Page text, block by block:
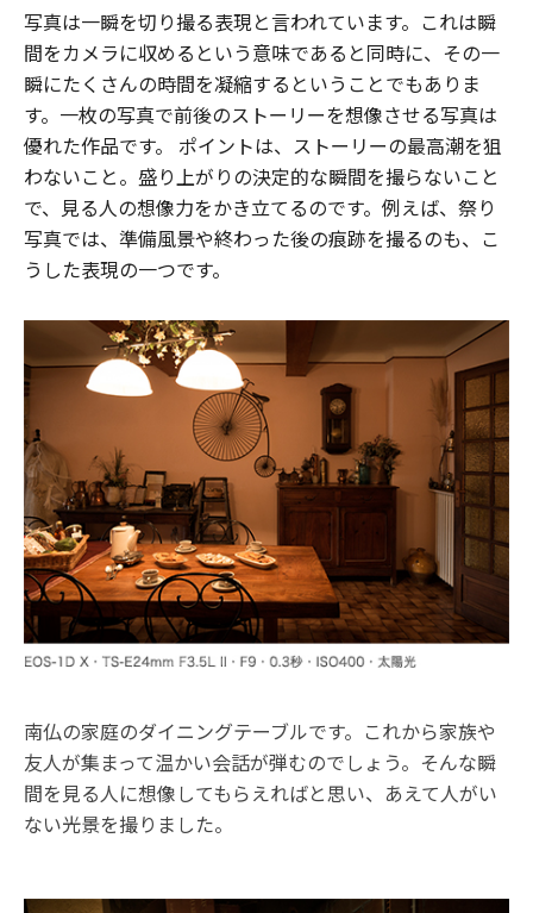
写真は一瞬を切り撮る表現と言われています。これは瞬
間をカメラに収めるという意味であると同時に、その一
瞬にたくさんの時間を凝縮するということでもありま
す。一枚の写真で前後のストーリーを想像させる写真は
優れた作品です。 ポイントは、ストーリーの最高潮を狙
わないこと。盛り上がりの決定的な瞬間を撮らないこと
で、見る人の想像力をかき立てるのです。例えば、祭り
写真では、準備風景や終わった後の痕跡を撮るのも、こ
うした表現の一つです。
南仏の家庭のダイニングテーブルです。これから家族や
友人が集まって温かい会話が弾むのでしょう。そんな瞬
間を見る人に想像してもらえればと思い、あえて人がい
ない光景を撮りました。